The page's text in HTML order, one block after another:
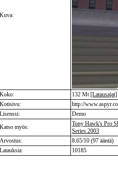
Kuva:
Koko: 132 Mt [Latausajat]
Kotisivu:
http://
Lisenssi:
Demo
Katso myös:
Tony Hawk's Pro
Series 2003
Arvostus:
8.65/10 (97 ääntä)
Latauksia:
10185